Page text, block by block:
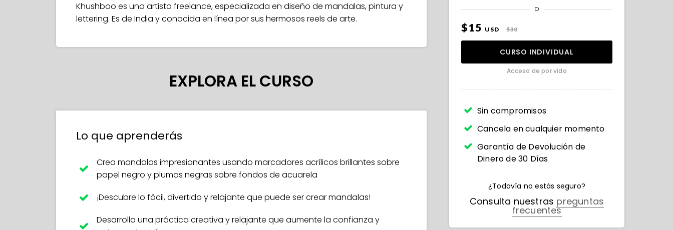
Khushboo es una artista freelance, especializada en diseño de mandalas, pintura y
lettering. Es de India y conocida en línea por sus hermosos reels de arte.
EXPLORA EL CURSO
Lo que aprenderás
Crea mandalas impresionantes usando marcadores acrílicos brillantes sobre
papel negro y plumas negras sobre fondos de acuarela
¡Descubre lo fácil, divertido y relajante que puede ser crear mandalas!
Desarrolla una práctica creativa y relajante que aumente la confianza y
O
$15 USD $30
CURSO INDIVIDUAL
Acceso de por vida
Sin compromisos
Cancela en cualquier momento
Garantía de Devolución de
Dinero de 30 Días
¿Todavía no estás seguro?
Consulta nuestras preguntas
frecuentes